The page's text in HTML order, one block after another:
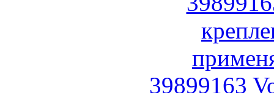
39899163